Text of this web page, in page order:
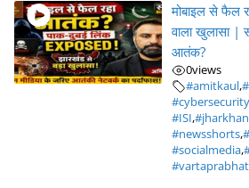
मोबाइल से फैल
वाला खुलासा |
आतंक?
0views
#amitkaul,
#cybersecurity
#ISI,
#newsshorts,
#socialmedia,
#vartaprabhat